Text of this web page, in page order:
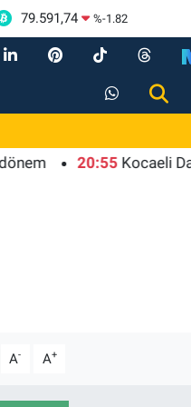
79.591,74 %-1.82
20:55 Kocaeli
A- A+